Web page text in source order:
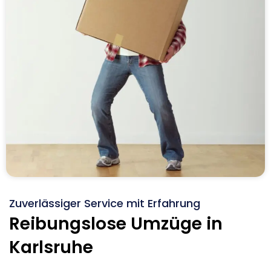
Zuverlässiger Service mit Erfahrung
Reibungslose Umzüge in
Karlsruhe